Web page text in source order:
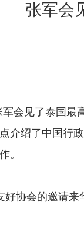
张军会
见了泰国最
介绍了中国行
。
协会的邀请来